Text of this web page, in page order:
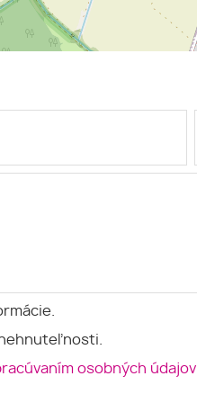
osobných údajov